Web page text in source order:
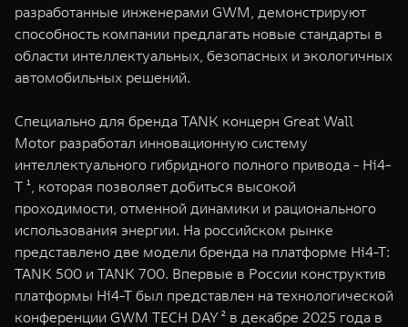
разработанные инженерами GWM, демонстрируют
способность компании предлагать новые стандарты в
области интеллектуальных, безопасных и экологичных
автомобильных решений.
Специально для бренда TANK концерн Great Wall
Motor разработал инновационную систему
интеллектуального гибридного полного привода - Hi4-
T ¹, которая позволяет добиться высокой
проходимости, отменной динамики и рационального
использования энергии. На российском рынке
представлено две модели бренда на платформе Hi4-T:
TANK 500 и TANK 700. Впервые в России конструктив
платформы Hi4-T был представлен на технологической
конференции GWM TECH DAY ² в декабре 2025 года в